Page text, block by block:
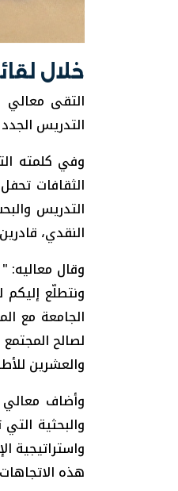
خلال
التقى معالي
التدريس الجدد الذين
وفي كلمته
الثقافات
التدريس
النقدي،
وقال معاليه:
ونتطلّع إليكم
الجامعة مع
لصالح
والعشرين
وأضاف معالي
واستراتيجية
هذه